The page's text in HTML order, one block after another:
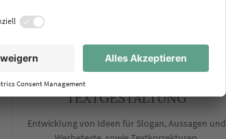
TEXTGESTALTUNG
Entwicklung von Ideen für Slogan, Aussagen und